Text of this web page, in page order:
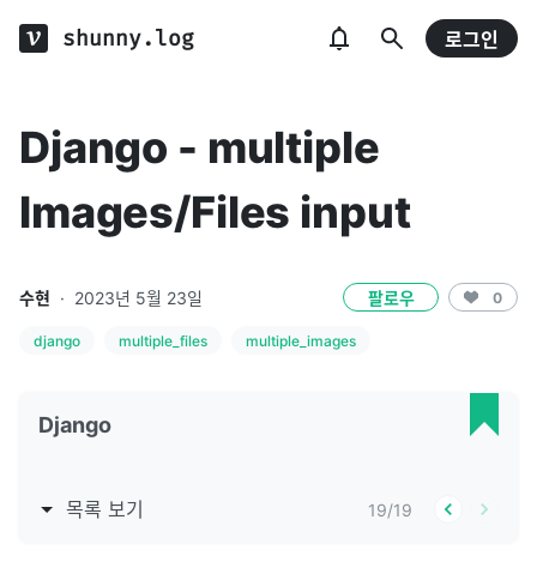
shunny.log 로그인
Django - multiple
Images/Files input
수현 · 2023년 5월 23일 팔로우 0
django multiple_files multiple_images
Django
목록 보기 19/19